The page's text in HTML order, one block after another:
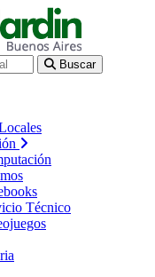
-
Buscar
Técnico